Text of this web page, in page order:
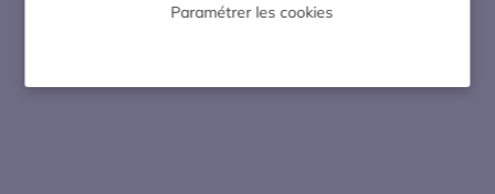
Paramétrer les cookies